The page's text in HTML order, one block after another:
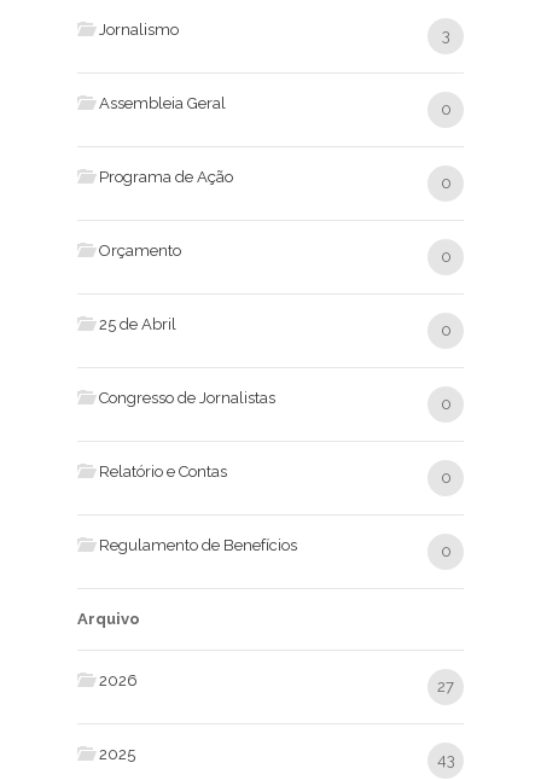
Jornalismo 3
Assembleia Geral 0
Programa de Ação 0
Orçamento 0
25 de Abril 0
Congresso de Jornalistas 0
Relatório e Contas 0
Regulamento de Benefícios 0
Arquivo
2026 27
2025 43